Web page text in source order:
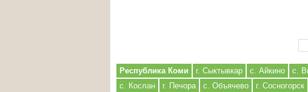
Республика Коми г. Сыктывкар с. Айкино с.
с. Кослан
г. Печора с. Объячево г. Сосногорск